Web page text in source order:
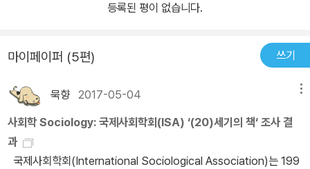
등록된 평이 없습니다.
마이페이퍼 (5편) 쓰기
묵향2017-05-04
사회학 Sociology: 국제사회학회(ISA) ‘(20)세기의 책‘ 조사 결
과
국제사회학회(International Sociological Association)는 199